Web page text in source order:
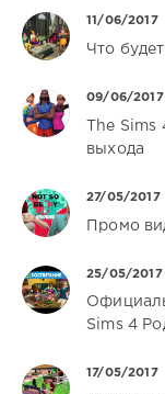
11/06/2017
Что
09/06/2017
The
выхода
27/05/2017
Промо
25/05/2017
Sims 4
17/05/2017